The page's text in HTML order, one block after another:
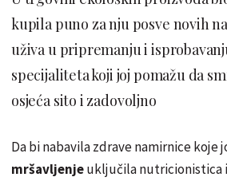
kupila puno za nju posve novih
uživa u pripremanju i
specijaliteta koji joj pomažu da
osjeća sito i zadovoljno
Da bi nabavila zdrave namirnice koje
mršavljenjeuključila nutricionistica